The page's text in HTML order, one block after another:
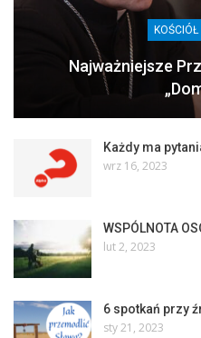
Najważniejsze
Każdy ma
wrz 16, 2023
WSPÓLNOTA
lut 2, 2023
6 spotkań przy
sty 21, 2023